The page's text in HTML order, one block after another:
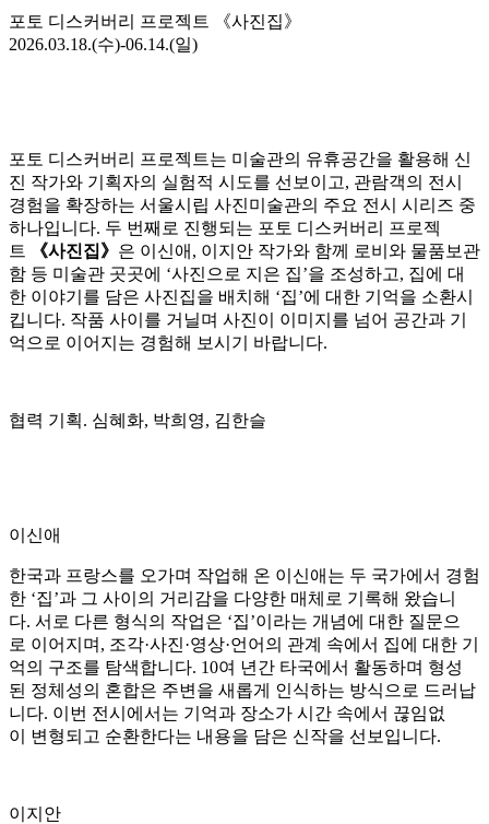
포토 디스커버리 프로젝트 《사진집》
2026.03.18.(수)-06.14.(일)
포토 디스커버리 프로젝트는 미술관의 유휴공간을 활용해 신
진 작가와 기획자의 실험적 시도를 선보이고, 관람객의 전시
경험을 확장하는 서울시립 사진미술관의 주요 전시 시리즈 중
하나입니다. 두 번째로 진행되는 포토 디스커버리 프로젝
트
《사진집》 은 이신애, 이지안 작가와 함께 로비와 물품보관
함 등 미술관 곳곳에 ‘사진으로 지은 집’을 조성하고, 집에 대
한 이야기를 담은 사진집을 배치해 ‘집’에 대한 기억을 소환시
킵니다. 작품 사이를 거닐며 사진이 이미지를 넘어 공간과 기
억 으로 이어지는 경험해 보시기 바랍니다.
협력 기획. 심혜화, 박희영, 김한슬
이신애
한국과 프랑스를 오가며 작업해 온 이신애는 두 국가에서 경험
한 ‘집’과 그 사이의 거리감을 다양한 매체로 기록해 왔습니
다. 서로 다른 형식의 작업은 ‘집’이라는 개념에 대한 질문으
로 이어지며, 조각·사진·영상·언어의 관계 속에서 집에 대한 기
억의 구조를 탐색합니다. 10여 년간 타국에서 활동하며 형성
된 정체성의 혼합은 주변을 새롭게 인식하는 방식으로 드러납
니다. 이번 전시에서는 기억과 장소가 시간 속에서 끊임없
이 변형되고 순환한다는 내용을 담은 신작을 선보입니다.
이지안